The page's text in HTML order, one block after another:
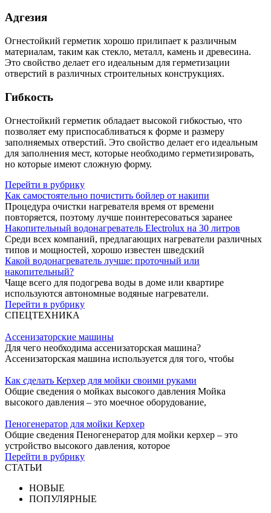
Адгезия
Огнестойкий герметик хорошо прилипает к различным
материалам, таким как стекло, металл, камень и древесина.
Это свойство делает его идеальным для герметизации
отверстий в различных строительных конструкциях.
Гибкость
Огнестойкий герметик обладает высокой гибкостью, что
позволяет ему приспосабливаться к форме и размеру
заполняемых отверстий. Это свойство делает его идеальным
для заполнения мест, которые необходимо герметизировать,
но которые имеют сложную форму.
Перейти в рубрику
Как самостоятельно почистить бойлер от накипи
Процедура очистки нагревателя время от времени
повторяется, поэтому лучше поинтересоваться заранее
Накопительный водонагреватель Electrolux на 30 литров
Среди всех компаний, предлагающих нагреватели различных
типов и мощностей, хорошо известен шведский
Какой водонагреватель лучше: проточный или
накопительный?
Чаще всего для подогрева воды в доме или квартире
используются автономные водяные нагреватели.
Перейти в рубрику
СПЕЦТЕХНИКА
Ассенизаторские машины
Для чего необходима ассенизаторская машина?
Ассенизаторская машина используется для того, чтобы
Как сделать Керхер для мойки своими руками
Общие сведения о мойках высокого давления Мойка
высокого давления – это моечное оборудование,
Пеногенератор для мойки Керхер
Общие сведения Пеногенератор для мойки керхер – это
устройство высокого давления, которое
Перейти в рубрику
СТАТЬИ
НОВЫЕ
ПОПУЛЯРНЫЕ